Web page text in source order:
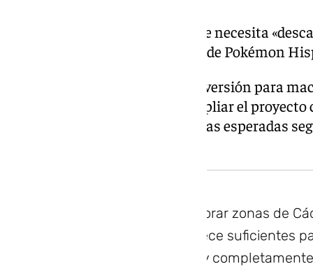
Aunque Pablo Díaz reconoce que necesita
lustro de desarrollo, el universo de Pokémon
Los creadores ya preparan una versión para
actualizaciones, además de ampliar el
cartas, torneos y, a largo plazo, las esperadas
Tenemos previsto explorar zonas de
Almería. Andalucía ofrece suficientes
una aventura enorme y